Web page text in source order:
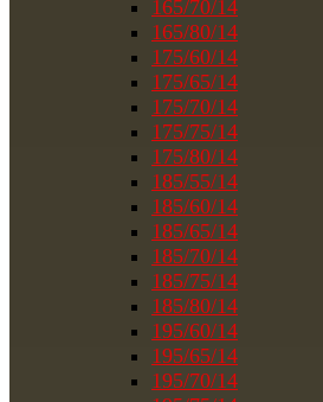
165/70/14
165/80/14
175/60/14
175/65/14
175/70/14
175/75/14
175/80/14
185/55/14
185/60/14
185/65/14
185/70/14
185/75/14
185/80/14
195/60/14
195/65/14
195/70/14